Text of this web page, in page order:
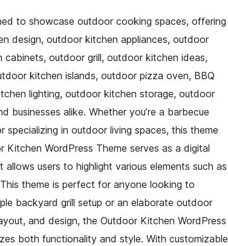
to showcase outdoor cooking spaces, offering
design, outdoor kitchen appliances, outdoor
outdoor grill, outdoor kitchen ideas,
kitchen islands, outdoor pizza oven, BBQ
lighting, outdoor kitchen storage, outdoor
businesses alike. Whether you’re a barbecue
in outdoor living spaces, this theme
WordPress Theme serves as a digital
users to highlight various elements such as
theme is perfect for anyone looking to
backyard grill setup or an elaborate outdoor
and design, the Outdoor Kitchen WordPress
both functionality and style. With customizable